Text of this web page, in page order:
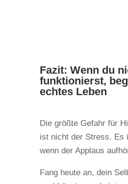
Fazit: Wenn du
funktionierst,
echtes Leben
Die größte Gefahr für
ist nicht der Stress. Es
wenn der Applaus
Fang heute an, dein